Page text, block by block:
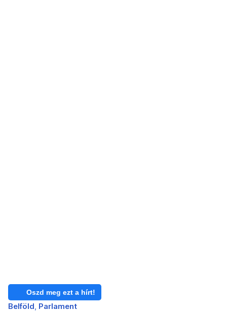
Oszd meg ezt a hírt!
Belföld Parlament